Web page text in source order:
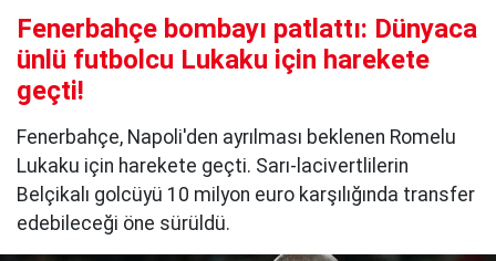
Fenerbahçe bombayı patlattı: Dünyaca
ünlü futbolcu Lukaku için harekete
geçti!
Fenerbahçe, Napoli'den ayrılması beklenen Romelu
Lukaku için harekete geçti. Sarı-lacivertlilerin
Belçikalı golcüyü 10 milyon euro karşılığında transfer
edebileceği öne sürüldü.